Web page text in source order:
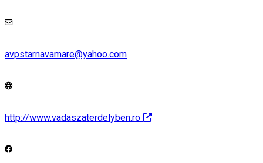
avpstarnavamare@yahoo.com
http://www.vadaszaterdelyben.ro